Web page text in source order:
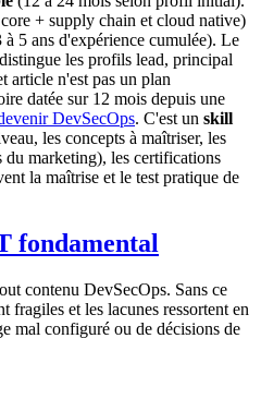
+ supply chain et cloud native)
à 5 ans d'expérience cumulée). Le
les profils lead, principal
article n'est pas un plan
datée sur 12 mois depuis une
DevSecOps. C'est un skill
les concepts à maîtriser, les
marketing), les certifications
la maîtrise et le test pratique de
fondamental
contenu DevSecOps. Sans ce
fragiles et les lacunes ressortent en
mal configuré ou de décisions de